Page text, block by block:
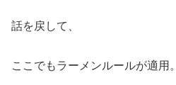
話を戻して、
ここでもラーメンルールが適用。